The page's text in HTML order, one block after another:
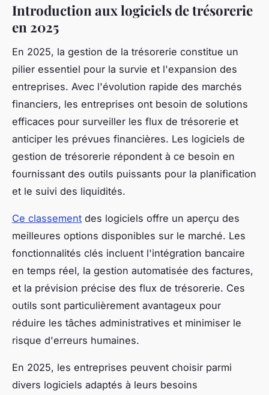
Introduction aux logiciels de trésorerie
en 2025
En 2025, la gestion de la trésorerie constitue un
pilier essentiel pour la survie et l'expansion des
entreprises. Avec l'évolution rapide des marchés
financiers, les entreprises ont besoin de solutions
efficaces pour surveiller les flux de trésorerie et
anticiper les prévues financières. Les logiciels de
gestion de trésorerie répondent à ce besoin en
fournissant des outils puissants pour la planification
et le suivi des liquidités.
Ce classement des logiciels offre un aperçu des
meilleures options disponibles sur le marché. Les
fonctionnalités clés incluent l'intégration bancaire
en temps réel, la gestion automatisée des factures,
et la prévision précise des flux de trésorerie. Ces
outils sont particulièrement avantageux pour
réduire les tâches administratives et minimiser le
risque d'erreurs humaines.
En 2025, les entreprises peuvent choisir parmi
divers logiciels adaptés à leurs besoins